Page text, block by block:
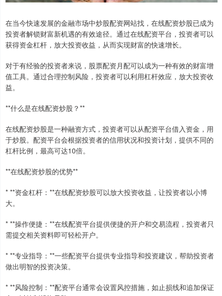
在当今快速发展的金融市场中炒股配资网站找，在线配资炒股已成为
投资者解锁财富新机遇的有效途径。通过在线配资平台，投资者可以
获得资金杠杆，放大投资收益，从而实现财富的快速增长。
对于有经验的投资者来说，股票配资月配可以成为一种有效的财富增
值工具。通过合理控制风险，投资者可以利用杠杆效应，放大投资收
益。
**什么是在线配资炒股？**
在线配资炒股是一种融资方式，投资者可以从配资平台借入资金，用
于炒股。配资平台会根据投资者的信用状况和投资计划，提供不同的
杠杆比例，最高可达10倍。
**在线配资炒股的优势**
* **资金杠杆：**在线配资炒股可以放大投资收益，让投资者以小博
大。
* **操作便捷：**在线配资平台提供便捷的开户和交易流程，投资者只
需提交相关资料即可轻松开户。
* **专业指导：**一些配资平台提供专业指导和投资建议，帮助投资者
做出明智的投资决策。
* **风险控制：**配资平台通常会设置风控措施，如止损线和追加保证